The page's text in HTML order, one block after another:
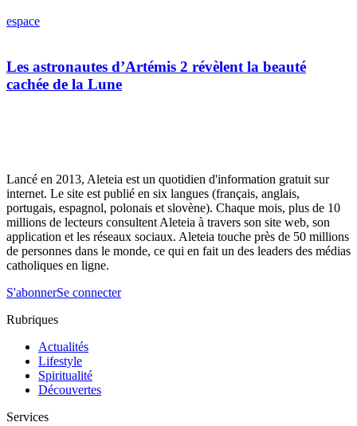
espace
Les astronautes d’Artémis 2 révèlent la beauté
cachée de la Lune
Lancé en 2013, Aleteia est un quotidien d'information gratuit sur
internet. Le site est publié en six langues (français, anglais,
portugais, espagnol, polonais et slovène). Chaque mois, plus de 10
millions de lecteurs consultent Aleteia à travers son site web, son
application et les réseaux sociaux. Aleteia touche près de 50 millions
de personnes dans le monde, ce qui en fait un des leaders des médias
catholiques en ligne.
S'abonnerSe connecter
Rubriques
Actualités
Lifestyle
Spiritualité
Découvertes
Services